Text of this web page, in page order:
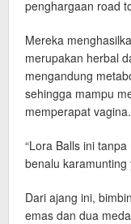
penghargaan road
Mereka
merupakan herbal
mengandung
sehingga mampu
memperapat vagina.
“Lora Balls ini
benalu karamunting
Dari ajang ini,
emas dan dua